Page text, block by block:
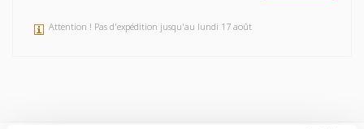
Attention ! Pas d'expédition jusqu'au lundi 17 août